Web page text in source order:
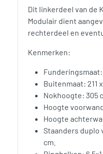
Dit linkerdeel van de
Modulair dient
rechterdeel en
Kenmerken:
Funderingsmaat:
Buitenmaat: 211 x
Nokhoogte: 305
Hoogte
Hoogte
Staanders duplo
cm.